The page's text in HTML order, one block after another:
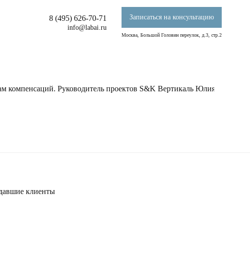
8 (495) 626-70-71
info@labai.ru
Записаться на консультацию
Москва, Большой Головин переулок, д.3, стр.2
Руководитель проектов S&K Вертикаль Юлия